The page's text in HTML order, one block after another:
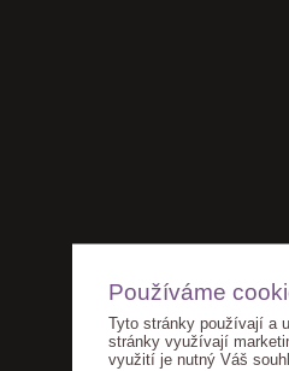
Používáme
Tyto stránky používají a
stránky využívají
využití je nutný Váš